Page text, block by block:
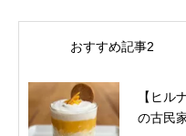
おすすめ記事2
【ヒル
の古民